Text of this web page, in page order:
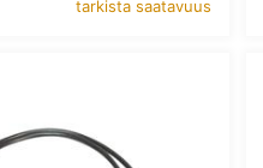
tarkista saatavuus